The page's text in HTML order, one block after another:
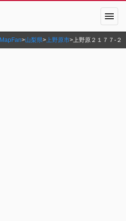
menu
MapFan>山梨県>上野原市>上野原２１７７‐２